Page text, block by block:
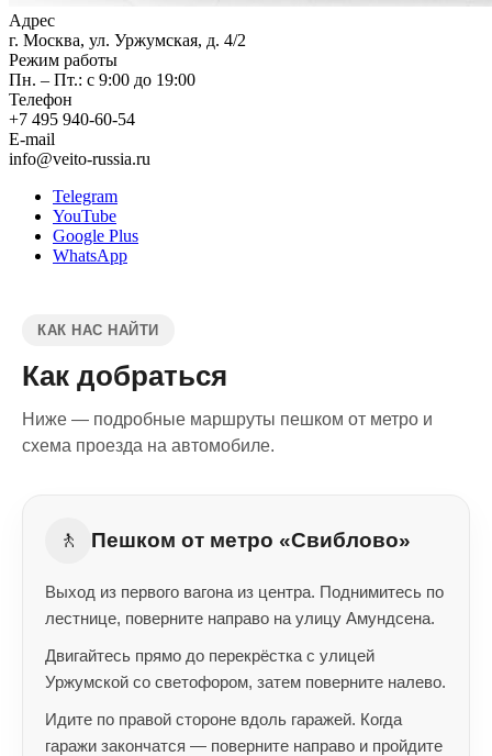
Адрес
г. Москва, ул. Уржумская, д. 4/2
Режим работы
Пн. – Пт.: с 9:00 до 19:00
Телефон
+7 495 940-60-54
E-mail
info@veito-russia.ru
Telegram
YouTube
Google Plus
WhatsApp
КАК НАС НАЙТИ
Как добраться
Ниже — подробные маршруты пешком от метро и
схема проезда на автомобиле.
🚶 Пешком от метро «Свиблово»
Выход из первого вагона из центра. Поднимитесь по
лестнице, поверните направо на улицу Амундсена.
Двигайтесь прямо до перекрёстка с улицей
Уржумской со светофором, затем поверните налево.
Идите по правой стороне вдоль гаражей. Когда
гаражи закончатся — поверните направо и пройдите